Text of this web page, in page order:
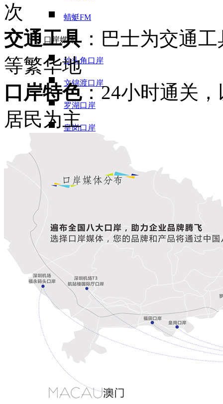
蜻蜓FM
口岸媒体
沙头角口岸
文锦渡口岸
罗湖口岸
皇岗口岸
深圳机场T3航站楼国际厅口岸
高校传媒
柜体包装
信息推送
地面活动
品牌策划
品牌策划服务内容
网络公关及危机处理
次
交通工具：巴士为交通
等繁华地
口岸特色：24小时通关
居民为主